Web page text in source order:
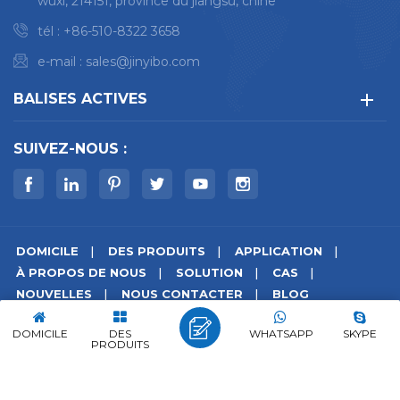
tél : +86-510-8322 3658
e-mail : sales@jinyibo.com
BALISES ACTIVES
SUIVEZ-NOUS :
DOMICILE DES PRODUITS
APPLICATION
À PROPOS DE NOUS
SOLUTION
CAS
NOUVELLES
NOUS CONTACTER
BLOG
© droits dauteur © 2026 Wuxi Jinyibo Instrument Technology
Co.,Ltd tous les droits sont réservés.
DOMICILE
DES
PRODUITS
SKYPE
WHATSAPP